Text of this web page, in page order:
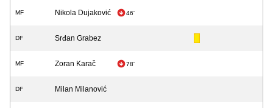
MF Nikola Dujaković 46'
DF Srđan Grabez
MF Zoran Karač 78'
DF Milan Milanović